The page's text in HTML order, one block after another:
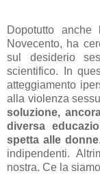
Dopotutto
Novecento, ha
sul desiderio
scientifico. In
atteggiamento
alla violenza
soluzione,
diversa
spetta alle donne
indipendenti.
nostra. Ce la